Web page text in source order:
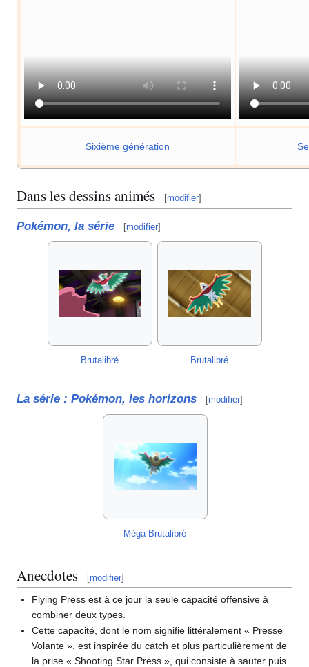
Sixième génération
Dans les dessins animés [modifier]
Pokémon, la série [modifier]
Brutalibré Brutalibré
La série : Pokémon, les horizons [modifier]
Méga-Brutalibré
Anecdotes [modifier]
Flying Press est à ce jour la seule capacité offensive à
combiner deux types.
Cette capacité, dont le nom signifie littéralement « Presse
Volante », est inspirée du catch et plus particulièrement de
la prise « Shooting Star Press », qui consiste à sauter puis